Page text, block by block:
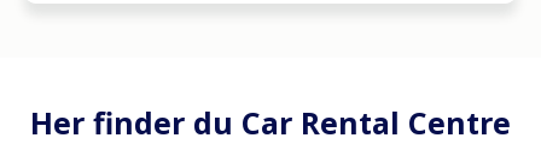
Her finder du Car Rental Centre